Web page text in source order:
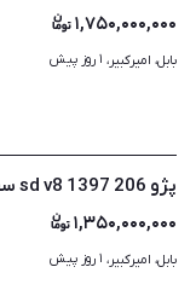
۱,۷۵۰,۰۰۰,۰۰۰
بابل، امیرکبیر، ۱ روز پیش
پژو 206 sd v8 1397 سفید درجه1 «کم کار»
۱,۳۵۰,۰۰۰,۰۰۰
بابل، امیرکبیر، ۱ روز پیش